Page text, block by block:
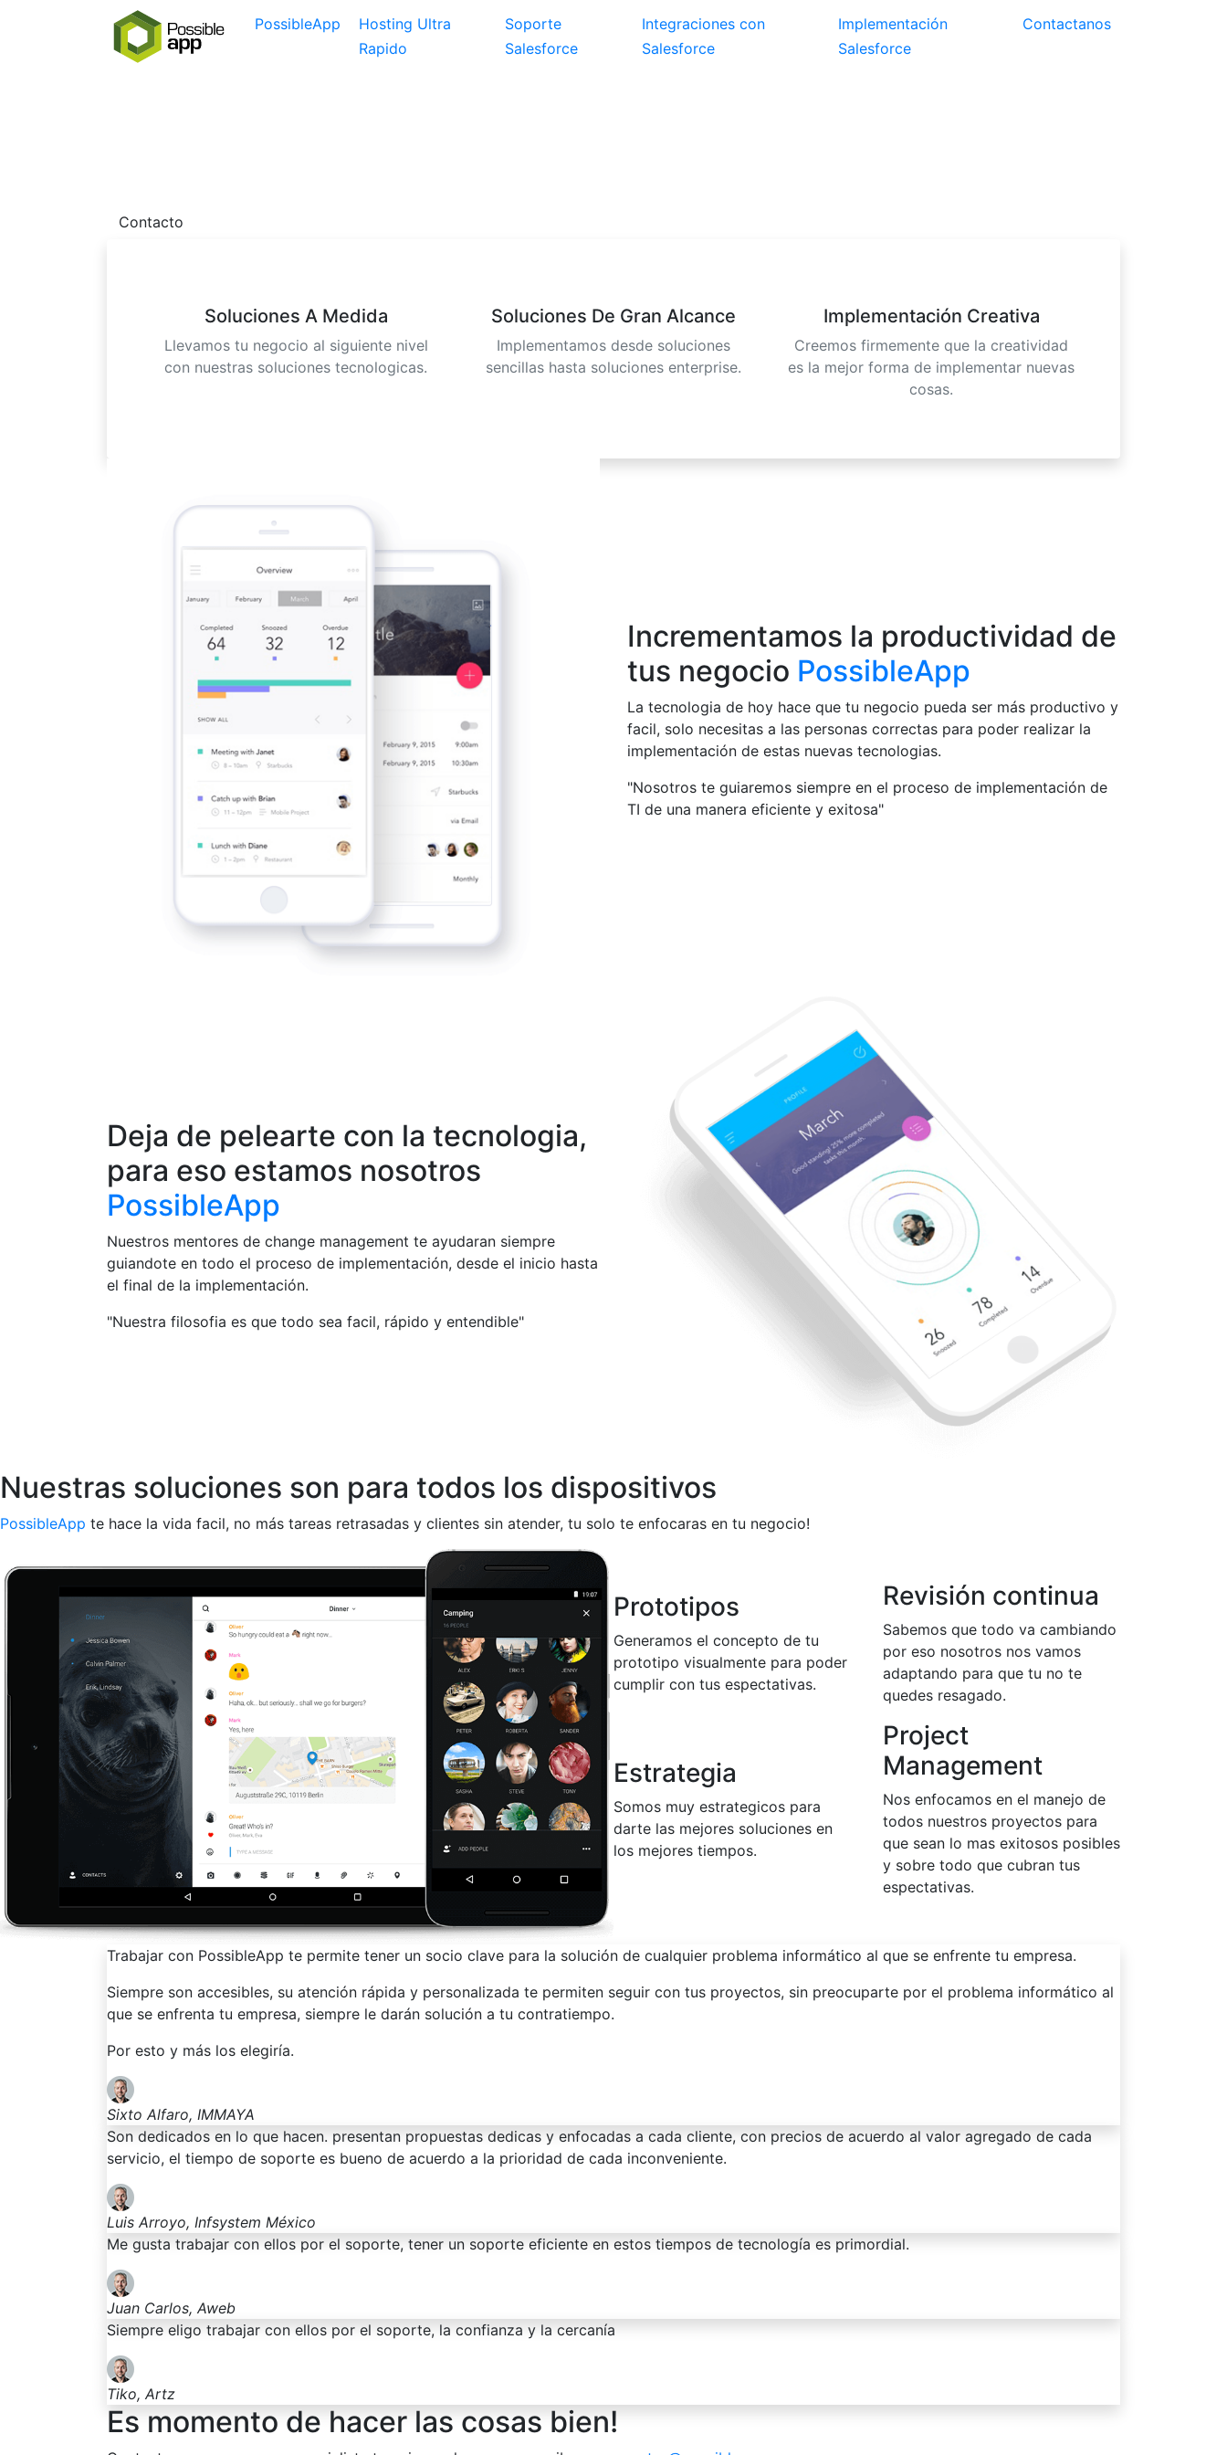
PossibleApp
Hosting Ultra
Rapido
Soporte
Salesforce
Integraciones con
Salesforce
Implementación
Salesforce
Contactanos
Contacto
Soluciones A Medida
Llevamos tu negocio al siguiente nivel
con nuestras soluciones tecnologicas.
Soluciones De Gran Alcance
Implementamos desde soluciones
sencillas hasta soluciones enterprise.
Implementación Creativa
Creemos firmemente que la creatividad
es la mejor forma de implementar nuevas
cosas.
Incrementamos la productividad de
tus negocio PossibleApp
La tecnologia de hoy hace que tu negocio pueda ser más productivo y
facil, solo necesitas a las personas correctas para poder realizar la
implementación de estas nuevas tecnologias.
"Nosotros te guiaremos siempre en el proceso de implementación de
TI de una manera eficiente y exitosa"
Deja de pelearte con la tecnologia,
para eso estamos nosotros
PossibleApp
Nuestros mentores de change management te ayudaran siempre
guiandote en todo el proceso de implementación, desde el inicio hasta
el final de la implementación.
"Nuestra filosofia es que todo sea facil, rápido y entendible"
Nuestras soluciones son para todos los dispositivos
PossibleApp te hace la vida facil, no más tareas retrasadas y clientes sin atender, tu solo te enfocaras en tu negocio!
Prototipos
Generamos el concepto de tu
prototipo visualmente para poder
cumplir con tus espectativas.
Revisión continua
Sabemos que todo va cambiando
por eso nosotros nos vamos
adaptando para que tu no te
quedes resagado.
Estrategia
Somos muy estrategicos para
darte las mejores soluciones en
los mejores tiempos.
Project
Management
Nos enfocamos en el manejo de
todos nuestros proyectos para
que sean lo mas exitosos posibles
y sobre todo que cubran tus
espectativas.
Trabajar con PossibleApp te permite tener un socio clave para la solución de cualquier problema informático al que se enfrente tu empresa.
Siempre son accesibles, su atención rápida y personalizada te permiten seguir con tus proyectos, sin preocuparte por el problema informático al
que se enfrenta tu empresa, siempre le darán solución a tu contratiempo.
Por esto y más los elegiría.
Sixto Alfaro, IMMAYA
Son dedicados en lo que hacen. presentan propuestas dedicas y enfocadas a cada cliente, con precios de acuerdo al valor agregado de cada
servicio, el tiempo de soporte es bueno de acuerdo a la prioridad de cada inconveniente.
Luis Arroyo, Infsystem México
Me gusta trabajar con ellos por el soporte, tener un soporte eficiente en estos tiempos de tecnología es primordial.
Juan Carlos, Aweb
Siempre eligo trabajar con ellos por el soporte, la confianza y la cercanía
Tiko, Artz
Es momento de hacer las cosas bien!